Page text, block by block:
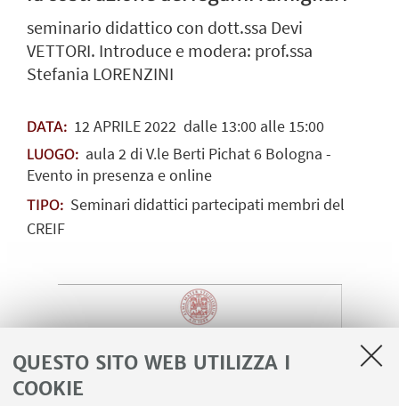
QUESTO SITO WEB UTILIZZA I
COOKIE
seminario didattico con dott.ssa Devi
VETTORI. Introduce e modera: prof.ssa
Stefania LORENZINI
DATA: 12APRILE2022dalle 13:00 alle 15:00
LUOGO: aula 2 di V.le Berti Pichat 6 Bologna -
Evento in presenza e online
TIPO: Seminari didattici partecipati membri del
CREIF